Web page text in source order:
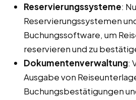
Reservierungssysteme:
Reservierungssystemen
Buchungssoftware, um
reservieren und zu
Dokumentenverwaltung:
Ausgabe von
Buchungsbestätigungen